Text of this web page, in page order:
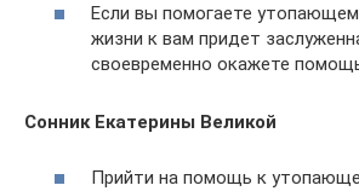
Если вы помогаете
жизни к вам придет
своевременно окажете
Сонник Екатерины Великой
Прийти на помощь к